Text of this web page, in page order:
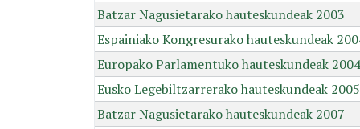
Batzar Nagusietarako hauteskundeak 2003
Espainiako Kongresurako hauteskundeak
Europako Parlamentuko hauteskundeak 2004
Eusko Legebiltzarrerako hauteskundeak 2005
Batzar Nagusietarako hauteskundeak 2007